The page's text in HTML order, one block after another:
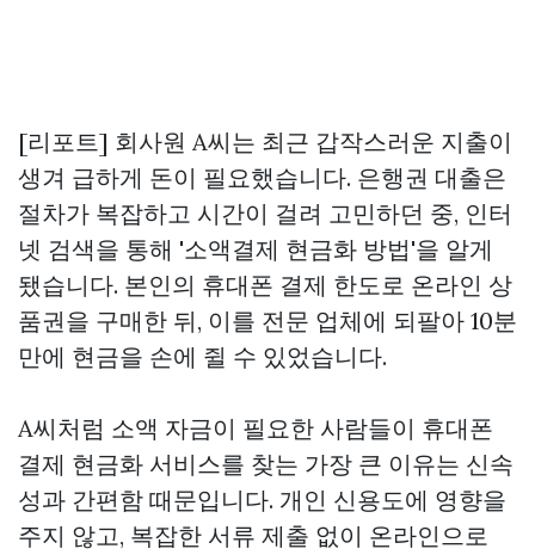
[리포트] 회사원 A씨는 최근 갑작스러운 지출이
생겨 급하게 돈이 필요했습니다. 은행권 대출은
절차가 복잡하고 시간이 걸려 고민하던 중, 인터
넷 검색을 통해 '소액결제 현금화 방법'을 알게
됐습니다. 본인의 휴대폰 결제 한도로 온라인 상
품권을 구매한 뒤, 이를 전문 업체에 되팔아 10분
만에 현금을 손에 쥘 수 있었습니다.
A씨처럼 소액 자금이 필요한 사람들이 휴대폰
결제 현금화 서비스를 찾는 가장 큰 이유는 신속
성과 간편함 때문입니다. 개인 신용도에 영향을
주지 않고, 복잡한 서류 제출 없이 온라인으로